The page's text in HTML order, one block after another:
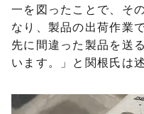
一を図ったことで、そ
なり、製品の出荷作業
先に間違った製品を送
います。」と関根氏は述